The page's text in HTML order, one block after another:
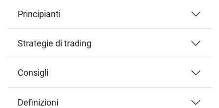
Principianti
Strategie di trading
Consigli
Definizioni